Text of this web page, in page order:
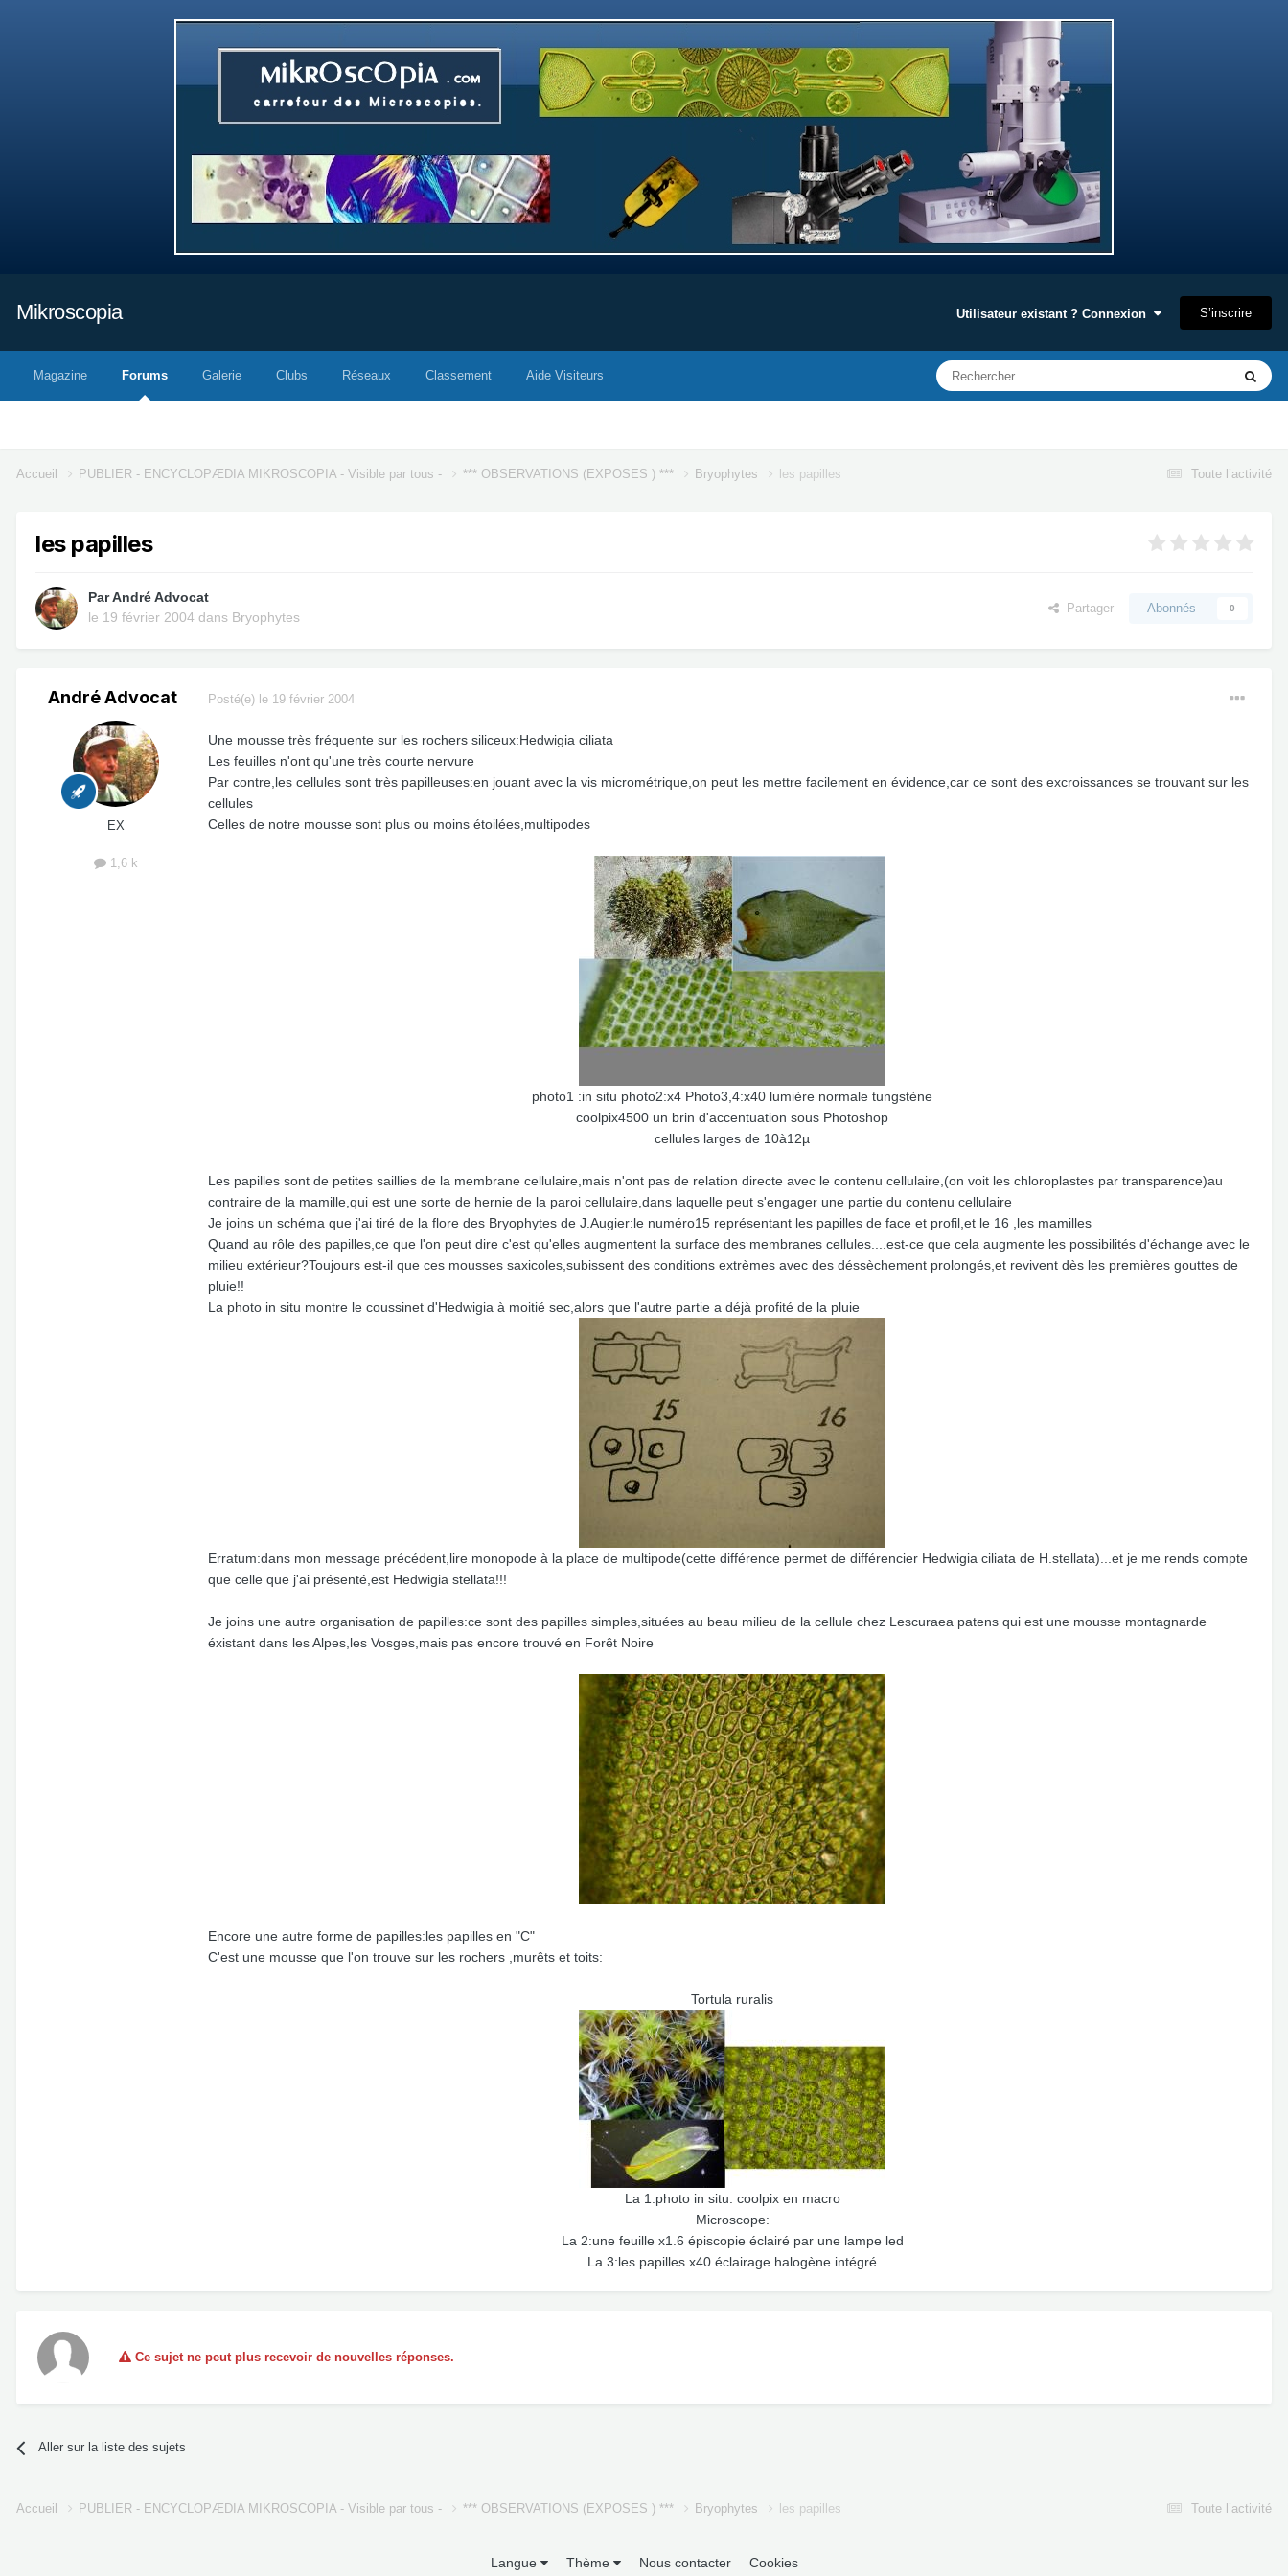
Mikroscopia Utilisateur existant ? Connexion S’inscrire
Magazine Forums Galerie Clubs Réseaux Classement Aide Visiteurs
Toute l’activité
Accueil PUBLIER - ENCYCLOPÆDIA MIKROSCOPIA - Visible par tous - *** OBSERVATIONS (EXPOSES ) *** Bryophytes les papilles
les papilles
ParAndré Advocat
le 19 février 2004 dans Bryophytes
Partager Abonnés 0
André Advocat
EX
1,6 k
Posté(e) le 19 février 2004
Une mousse très fréquente sur les rochers siliceux:Hedwigia ciliata
Les feuilles n'ont qu'une très courte nervure
Par contre,les cellules sont très papilleuses:en jouant avec la vis micrométrique,on peut les mettre facilement en évidence,car ce sont des excroissances se trouvant sur les
cellules
Celles de notre mousse sont plus ou moins étoilées,multipodes
photo1 :in situ photo2:x4 Photo3,4:x40 lumière normale tungstène
coolpix4500 un brin d'accentuation sous Photoshop
cellules larges de 10à12µ
Les papilles sont de petites saillies de la membrane cellulaire,mais n'ont pas de relation directe avec le contenu cellulaire,(on voit les chloroplastes par transparence)au
contraire de la mamille,qui est une sorte de hernie de la paroi cellulaire,dans laquelle peut s'engager une partie du contenu cellulaire
Je joins un schéma que j'ai tiré de la flore des Bryophytes de J.Augier:le numéro15 représentant les papilles de face et profil,et le 16 ,les mamilles
Quand au rôle des papilles,ce que l'on peut dire c'est qu'elles augmentent la surface des membranes cellules....est-ce que cela augmente les possibilités d'échange avec le
milieu extérieur?Toujours est-il que ces mousses saxicoles,subissent des conditions extrèmes avec des déssèchement prolongés,et revivent dès les premières gouttes de
pluie!!
La photo in situ montre le coussinet d'Hedwigia à moitié sec,alors que l'autre partie a déjà profité de la pluie
Erratum:dans mon message précédent,lire monopode à la place de multipode(cette différence permet de différencier Hedwigia ciliata de H.stellata)...et je me rends compte
que celle que j'ai présenté,est Hedwigia stellata!!!
Je joins une autre organisation de papilles:ce sont des papilles simples,situées au beau milieu de la cellule chez Lescuraea patens qui est une mousse montagnarde
éxistant dans les Alpes,les Vosges,mais pas encore trouvé en Forêt Noire
Encore une autre forme de papilles:les papilles en "C"
C'est une mousse que l'on trouve sur les rochers ,murêts et toits:
Tortula ruralis
La 1:photo in situ: coolpix en macro
Microscope:
La 2:une feuille x1.6 épiscopie éclairé par une lampe led
La 3:les papilles x40 éclairage halogène intégré
Ce sujet ne peut plus recevoir de nouvelles réponses.
Aller sur la liste des sujets
Toute l’activité
Accueil PUBLIER - ENCYCLOPÆDIA MIKROSCOPIA - Visible par tous - *** OBSERVATIONS (EXPOSES ) *** Bryophytes les papilles
Langue Thème Nous contacter Cookies